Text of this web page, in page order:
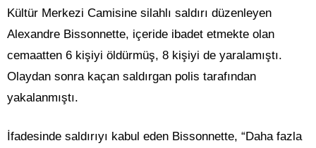
Kültür Merkezi Camisine silahlı saldırı düzenleyen
Alexandre Bissonnette, içeride ibadet etmekte olan
cemaatten 6 kişiyi öldürmüş, 8 kişiyi de yaralamıştı.
Olaydan sonra kaçan saldırgan polis tarafından
yakalanmıştı.
İfadesinde saldırıyı kabul eden Bissonnette, “Daha fazla